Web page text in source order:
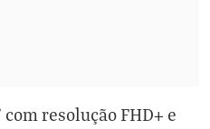
resolução FHD+ e